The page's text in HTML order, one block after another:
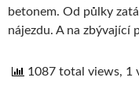
betonem. Od půlky
nájezdu. A na zbývající
1087 total views, 1